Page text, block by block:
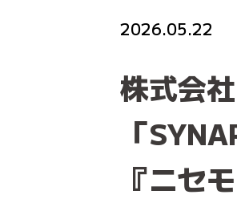
2026.05.22
株式会
「
『ニセ